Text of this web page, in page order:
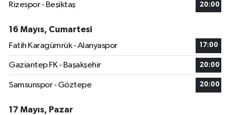
Rizespor - Beşiktaş
20:00
16 Mayıs, Cumartesi
Fatih Karagümrük - Alanyaspor
17:00
Gaziantep FK - Başakşehir 20:00
Samsunspor - Göztepe 20:00
17 Mayıs, Pazar